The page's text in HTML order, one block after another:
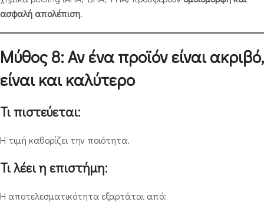
ασφαλή απολέπιση.
Μύθος 8: Αν ένα προϊόν είναι ακριβό,
είναι και καλύτερο
Τι πιστεύεται:
Η τιμή καθορίζει την ποιότητα.
Τι λέει η επιστήμη:
Η αποτελεσματικότητα εξαρτάται από: